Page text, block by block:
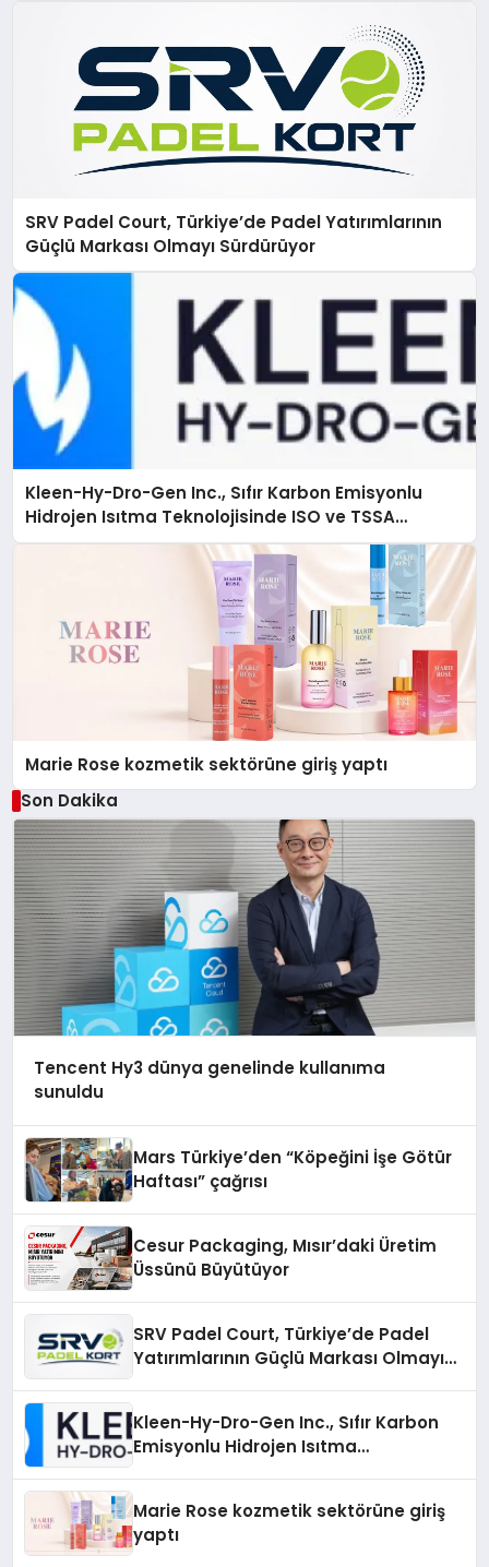
SRV Padel Court, Türkiye’de Padel Yatırımlarının
Güçlü Markası Olmayı Sürdürüyor
Kleen-Hy-Dro-Gen Inc., Sıfır Karbon Emisyonlu
Hidrojen Isıtma Teknolojisinde ISO ve TSSA
Düzenleyici Onaylarını Aldı
Marie Rose kozmetik sektörüne giriş yaptı
Son Dakika
Tencent Hy3 dünya genelinde kullanıma
sunuldu
Mars Türkiye’den “Köpeğini İşe Götür
Haftası” çağrısı
Cesur Packaging, Mısır’daki Üretim
Üssünü Büyütüyor
SRV Padel Court, Türkiye’de Padel
Yatırımlarının Güçlü Markası Olmayı
Kleen-Hy-Dro-Gen Inc., Sıfır Karbon
Emisyonlu Hidrojen Isıtma
Marie Rose kozmetik sektörüne giriş
yaptı